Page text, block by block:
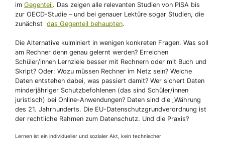
im Gegenteil. Das zeigen alle relevanten Studien von PISA bis
zur OECD-Studie – und bei genauer Lektüre sogar Studien, die
zunächst das Gegenteil behaupten.
Die Alternative kulminiert in wenigen konkreten Fragen. Was soll
am Rechner denn genau gelernt werden? Erreichen
Schüler/innen Lernziele besser mit Rechnern oder mit Buch und
Skript? Oder: Wozu müssen Rechner im Netz sein? Welche
Daten entstehen dabei, was passiert damit? Wer sichert Daten
minderjähriger Schutzbefohlenen (das sind Schüler/innen
juristisch) bei Online-Anwendungen? Daten sind die „Währung
des 21. Jahrhunderts. Die EU-Datenschutzgrundverordnung ist
der rechtliche Rahmen zum Datenschutz. Und die Praxis?
Lernen ist ein individueller und sozialer Akt, kein technischer